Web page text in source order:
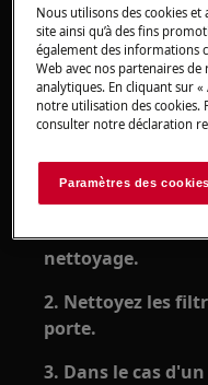
neuves,
Concerne :
Sèche-linge
condenseur
Résolution :
1. Vérifiez la
nettoyage.
2. Nettoyez les
porte.
3. Dans le cas
Nous utilisons des cookies
site ainsi qu’à des fins
également des informations
Web avec nos partenaires
analytiques. En cliquant sur
notre utilisation des
consulter notre déclaration
Paramètres des cookies